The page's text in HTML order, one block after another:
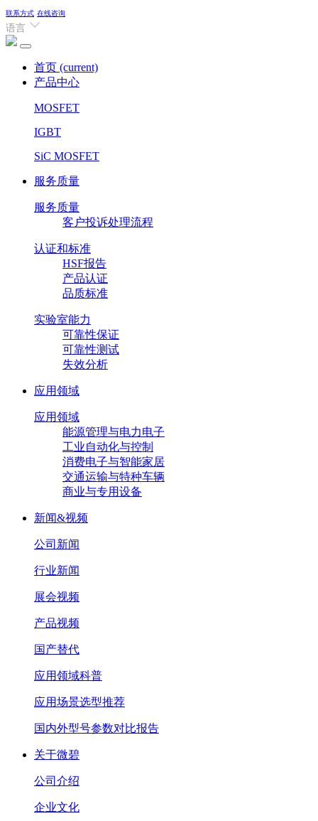
联系方式 在线咨询
语言
首页 (current)
产品中心
MOSFET
IGBT
SiC MOSFET
服务质量
服务质量
客户投诉处理流程
认证和标准
HSF报告
产品认证
品质标准
实验室能力
可靠性保证
可靠性测试
失效分析
应用领域
应用领域
能源管理与电力电子
工业自动化与控制
消费电子与智能家居
交通运输与特种车辆
商业与专用设备
新闻&视频
公司新闻
行业新闻
展会视频
产品视频
国产替代
应用领域科普
应用场景选型推荐
国内外型号参数对比报告
关于微碧
公司介绍
企业文化